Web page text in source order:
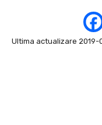
Ultima actualizare 2019-